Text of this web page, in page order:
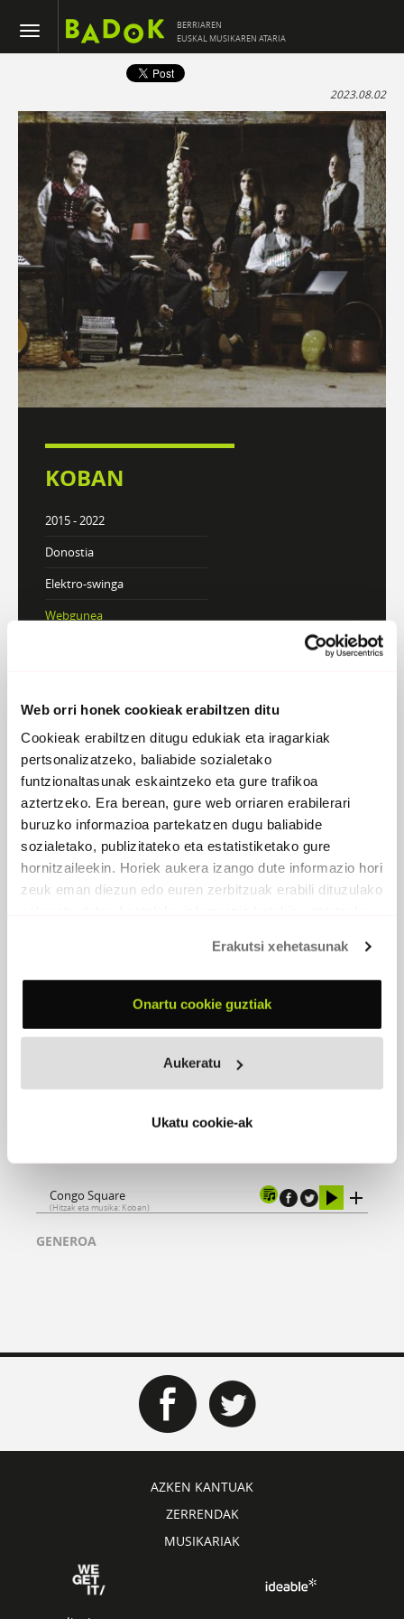
Web orri honek cookieak erabiltzen ditu
Cookieak erabiltzen ditugu edukiak eta iragarkiak
pertsonalizatzeko, baliabide sozialetako
funtzionaltasunak eskaintzeko eta gure trafikoa
aztertzeko. Era berean, gure web orriaren erabilerari
buruzko informazioa partekatzen dugu baliabide
sozialetako, publizitateko eta estatistiketako gure
hornitzaileekin. Horiek aukera izango dute informazio hori
zeuk eman diezun edo euren zerbitzuak erabili dituzulako
Erakutsi xehetasunak
Onartu cookie guztiak
Aukeratu
Ukatu cookie-ak
BERRIAREN
EUSKAL MUSIKAREN ATARIA
2023.08.02
KOBAN
2015 - 2022
Donostia
Elektro-swinga
Webgunea
Atzera
Congo Square
(Hitzak eta musika: Koban)
GENEROA
AZKEN KANTUAK
ZERRENDAK
MUSIKARIAK